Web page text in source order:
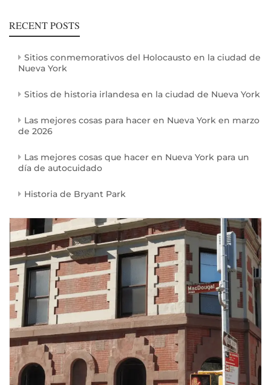
RECENT POSTS
Sitios conmemorativos del Holocausto en la ciudad de
Nueva York
Sitios de historia irlandesa en la ciudad de Nueva York
Las mejores cosas para hacer en Nueva York en marzo
de 2026
Las mejores cosas que hacer en Nueva York para un
día de autocuidado
Historia de Bryant Park